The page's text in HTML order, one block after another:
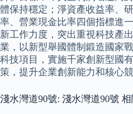
體保持穩定；淨資產收益率、
率、營業現金比率四個指標進
新工作力度，突出重視科技產
業，以新型舉國體制鍛造國家
科技項目，實施千家創新型國
策，提升企業創新能力和核心
淺水灣道90號: 淺水灣道90號 相